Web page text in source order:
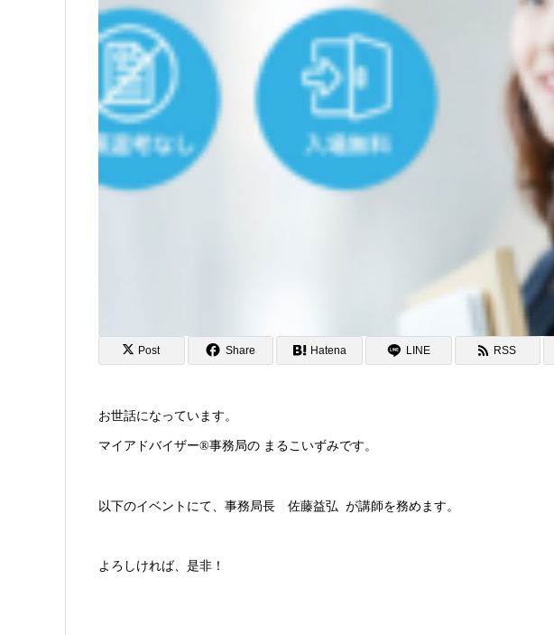
Post Share Hatena LINE RSS
お世話になっています。
マイアドバイザー®事務局の まるこいずみです。
以下のイベントにて、事務局長 佐藤益弘 が講師を務めます。
よろしければ、是非！